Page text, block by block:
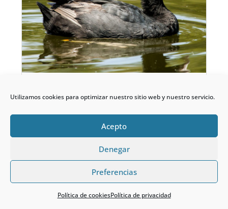
Utilizamos cookies para optimizar nuestro sitio web y nuestro servicio.
Acepto
Denegar
Preferencias
Política de cookiesPolítica de privacidad